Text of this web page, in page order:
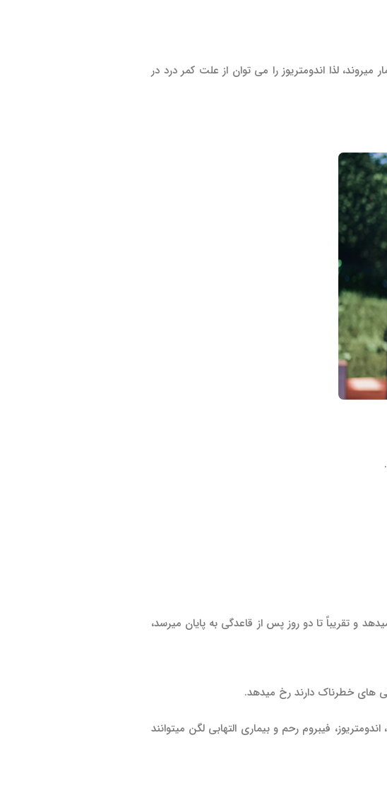
لذا اندومتریوز را می توان از علت کمر درد در
و تقریباً تا دو روز پس از قاعدگی به پایان می­رسد،
فیبروم رحم و بیماری التهابی لگن می­توانند